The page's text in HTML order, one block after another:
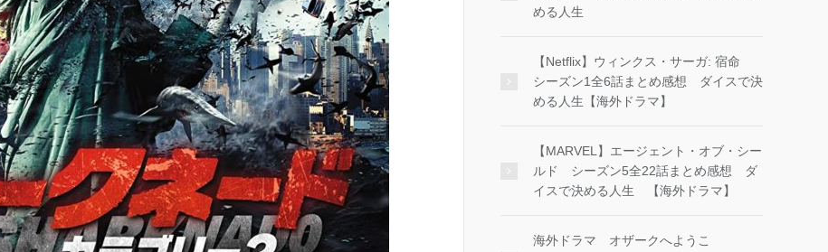
める人生
【Netflix】ウィンクス・サーガ: 宿命
シーズン1全6話まとめ感想 ダイスで決
める人生【海外ドラマ】
【MARVEL】エージェント・オブ・シー
ルド シーズン5全22話まとめ感想 ダ
イスで決める人生 【海外ドラマ】
海外ドラマ オザークへようこ